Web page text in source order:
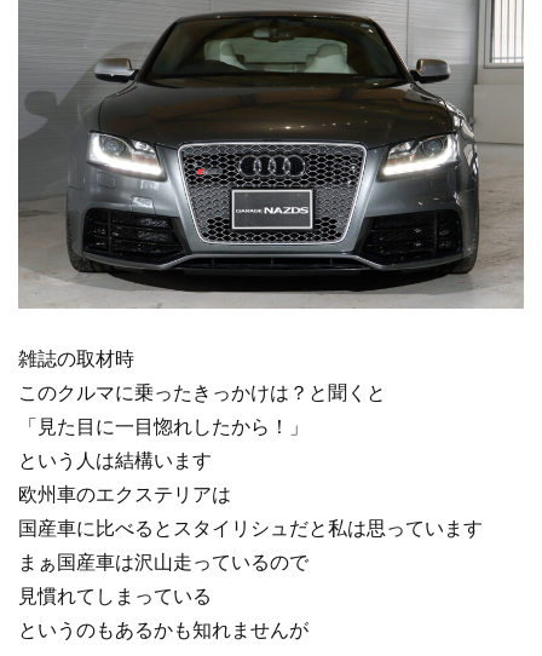
雑誌の取材時
このクルマに乗ったきっかけは？と聞くと
「見た目に一目惚れしたから！」
という人は結構います
欧州車のエクステリアは
国産車に比べるとスタイリシュだと私は思っています
まぁ国産車は沢山走っているので
見慣れてしまっている
というのもあるかも知れませんが